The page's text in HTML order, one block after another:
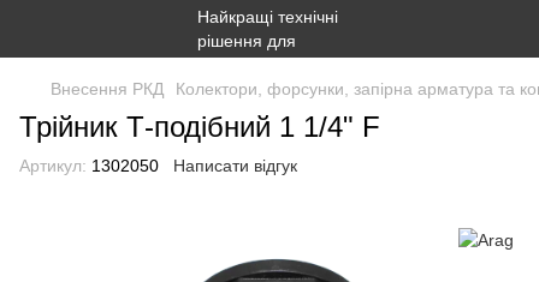
Внесення РКД Колектори, форсунки, запірна арматура та
Трійник Т-подібний 1 1/4" F
Артикул: 1302050 Написати відгук